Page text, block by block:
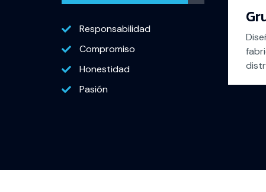
Responsabilidad
Compromiso
Honestidad
Pasión